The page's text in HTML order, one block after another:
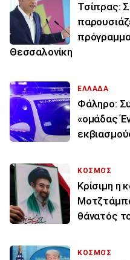
Τσίπρας:
Θεσσαλονίκη
ΕΛΛΑΔΑ
Φάληρο:
«ομάδας
ΚΟΣΜΟΣ
Κρίσιμη η
θάνατός
ΚΟΣΜΟΣ